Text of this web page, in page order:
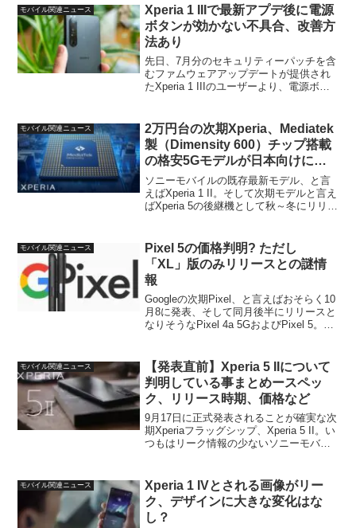
モバイル関連ニュース
Xperia 1 IIIで最新アプデ後に電源
ボタンが効かない不具合、改善方
法あり
先日、7月分のセキュリティーパッチを含
むファムウェアアップデートが提供され
たXperia 1 IIIのユーザーより、電源ボタ
ら、電源ボタンが（物理的に）反応しな
い、とい...
モバイル関連ニュース
2万円台の次期Xperia、Mediatek
製（Dimensity 600）チップ搭載
の格安5Gモデルが日本向けにリ
リースか
ソニーモバイルの既存最新モデル、と言
えばXperia 1 II。そして次期モデルと言え
ばXperia 5の後継機として秋～冬にリリー
の...
モバイル関連ニュース
Pixel 5の価格判明? ただし
「XL」版のみリリースとの謎情
報
Googleの次期Pixel、と言えばおそらく10
月8に発表、そして同月後半にリリースと
なりそうなPixel 4a 5GおよびPixel 5。前
う珍しいパターンになりそ...
モバイル関連ニュース
【発表直前】Xperia 5 IIについて
判明している事まとめースペッ
ク、リリース時期、価格など
9月17日に正式発表されることが確実な次
期Xperiaフラッグシップ、Xperia 5 II。い
つもはリーク情報の少ないソニーモバイ
だ、情報が複数のソースから出ており分
か...
モバイル関連ニュース
Xperia 1 IVとされる画像がリー
ク、デザインに大きな変化はな
し？